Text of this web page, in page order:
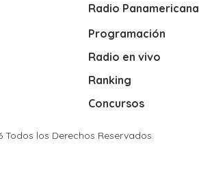
Radio Panamericana
Programación
Radio en vivo
Ranking
Concursos
Todos los Derechos Reservados.